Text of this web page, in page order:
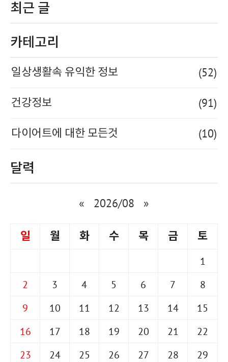
최근 글
카테고리
일상생활속 유익한 정보 (52)
건강정보 (91)
다이어트에 대한 모든것 (10)
달력
« 2026/08 »
일 월 화 수 목 금 토
1
2
3 4 5 6 7
8
9
10 11 12 13 14
15
16
17 18 19 20 21
22
23
24 25 26 27 28
29